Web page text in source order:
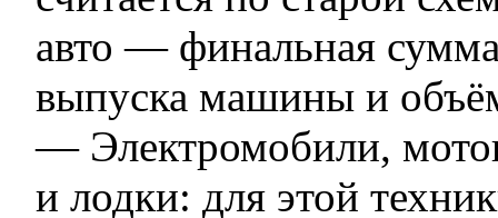
авто — финальная сумма
выпуска машины и
— Электромобили,
и лодки: для этой